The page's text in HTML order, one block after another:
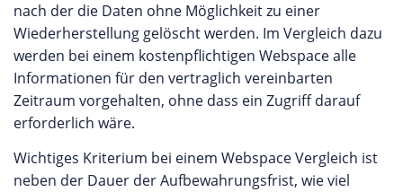
nach der die Daten ohne Möglichkeit zu einer
Wiederherstellung gelöscht werden. Im Vergleich dazu
werden bei einem kostenpflichtigen Webspace alle
Informationen für den vertraglich vereinbarten
Zeitraum vorgehalten, ohne dass ein Zugriff darauf
erforderlich wäre.
Wichtiges Kriterium bei einem Webspace Vergleich ist
neben der Dauer der Aufbewahrungsfrist, wie viel